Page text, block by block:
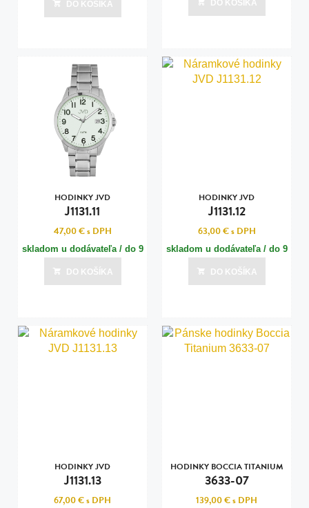
DO KOŠÍKA
Posledná aktualizácia dnes o 22:00
DO KOŠÍKA
HODINKY JVD
J1131.11
47,00 €s DPH
skladom u dodávateľa / do 9
dní
Posledná aktualizácia dnes o 22:00
DO KOŠÍKA
HODINKY JVD
J1131.12
63,00 €s DPH
skladom u dodávateľa / do 9
dní
Posledná aktualizácia dnes o 22:00
DO KOŠÍKA
HODINKY JVD
J1131.13
67,00 €s DPH
HODINKY BOCCIA TITANIUM
3633-07
139,00 €s DPH